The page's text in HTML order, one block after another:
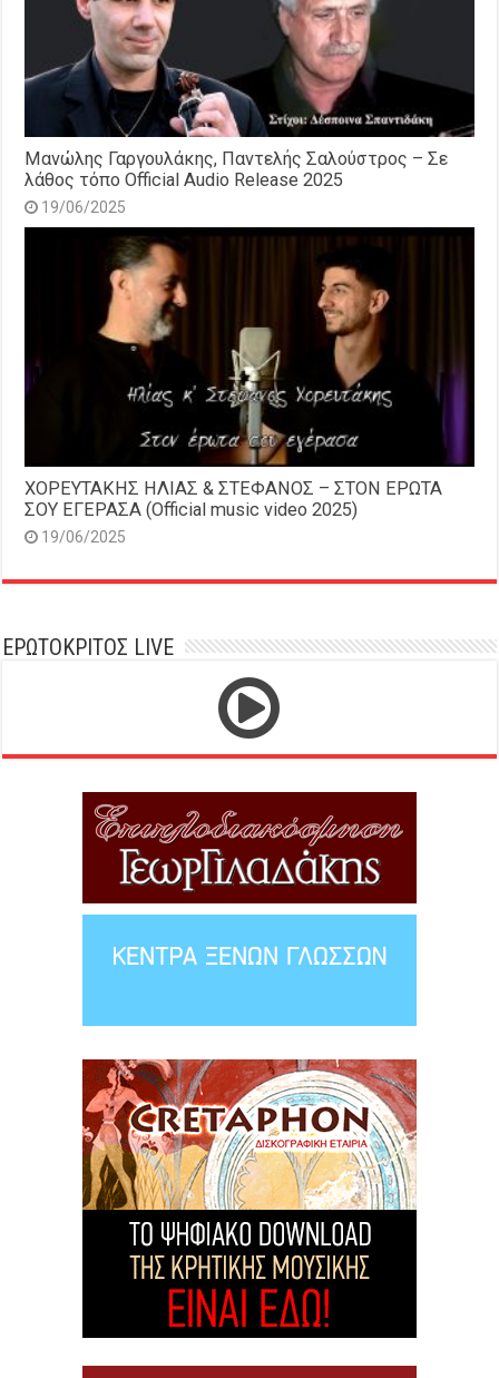
Μανώλης Γαργουλάκης, Παντελής Σαλούστρος – Σε
λάθος τόπο Official Audio Release 2025
19/06/2025
ΧΟΡΕΥΤΑΚΗΣ ΗΛΙΑΣ & ΣΤΕΦΑΝΟΣ – ΣΤΟΝ ΕΡΩΤΑ
ΣΟΥ ΕΓΕΡΑΣΑ (Official music video 2025)
19/06/2025
ΕΡΩΤΟΚΡΙΤΟΣ LIVE